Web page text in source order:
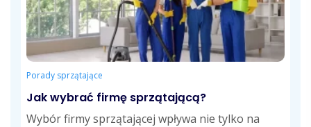
Porady sprzątające
Jak wybrać firmę sprzątającą?
Wybór firmy sprzątającej wpływa nie tylko na